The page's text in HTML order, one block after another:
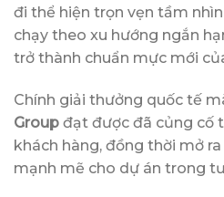
đi thể hiện trọn vẹn tầm
chạy theo xu hướng ngắn
trở thành chuẩn mực mới
Chính giải thưởng quốc tế
Group đạt được đã củng cố
khách hàng, đồng thời mở
mạnh mẽ cho dự án trong